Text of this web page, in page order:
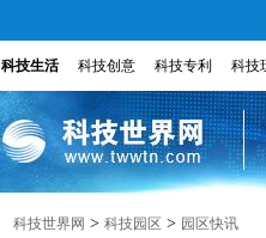
科技生活 科技创意 科技专利 科技
科技世界网 > 科技园区 > 园区快讯